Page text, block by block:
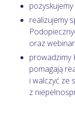
realizujemy
oraz
prowadzimy
pomagają
i walczyć ze
z